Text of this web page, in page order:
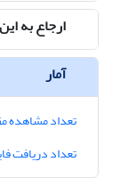
ارجاع به
آمار
تعداد مشاهده
تعداد دریافت